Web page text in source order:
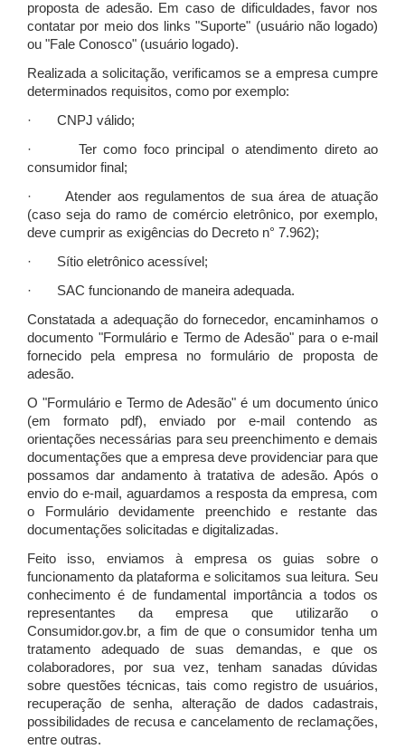
proposta de adesão. Em caso de dificuldades, favor nos
contatar por meio dos links "Suporte" (usuário não logado)
ou "Fale Conosco" (usuário logado).
Realizada a solicitação, verificamos se a empresa cumpre
determinados requisitos, como por exemplo:
· CNPJ válido;
· Ter como foco principal o atendimento direto ao
consumidor final;
· Atender aos regulamentos de sua área de atuação
(caso seja do ramo de comércio eletrônico, por exemplo,
deve cumprir as exigências do Decreto n° 7.962);
· Sítio eletrônico acessível;
· SAC funcionando de maneira adequada.
Constatada a adequação do fornecedor, encaminhamos o
documento "Formulário e Termo de Adesão" para o e-mail
fornecido pela empresa no formulário de proposta de
adesão.
O "Formulário e Termo de Adesão" é um documento único
(em formato pdf), enviado por e-mail contendo as
orientações necessárias para seu preenchimento e demais
documentações que a empresa deve providenciar para que
possamos dar andamento à tratativa de adesão. Após o
envio do e-mail, aguardamos a resposta da empresa, com
o Formulário devidamente preenchido e restante das
documentações solicitadas e digitalizadas.
Feito isso, enviamos à empresa os guias sobre o
funcionamento da plataforma e solicitamos sua leitura. Seu
conhecimento é de fundamental importância a todos os
representantes da empresa que utilizarão o
Consumidor.gov.br, a fim de que o consumidor tenha um
tratamento adequado de suas demandas, e que os
colaboradores, por sua vez, tenham sanadas dúvidas
sobre questões técnicas, tais como registro de usuários,
recuperação de senha, alteração de dados cadastrais,
possibilidades de recusa e cancelamento de reclamações,
entre outras.